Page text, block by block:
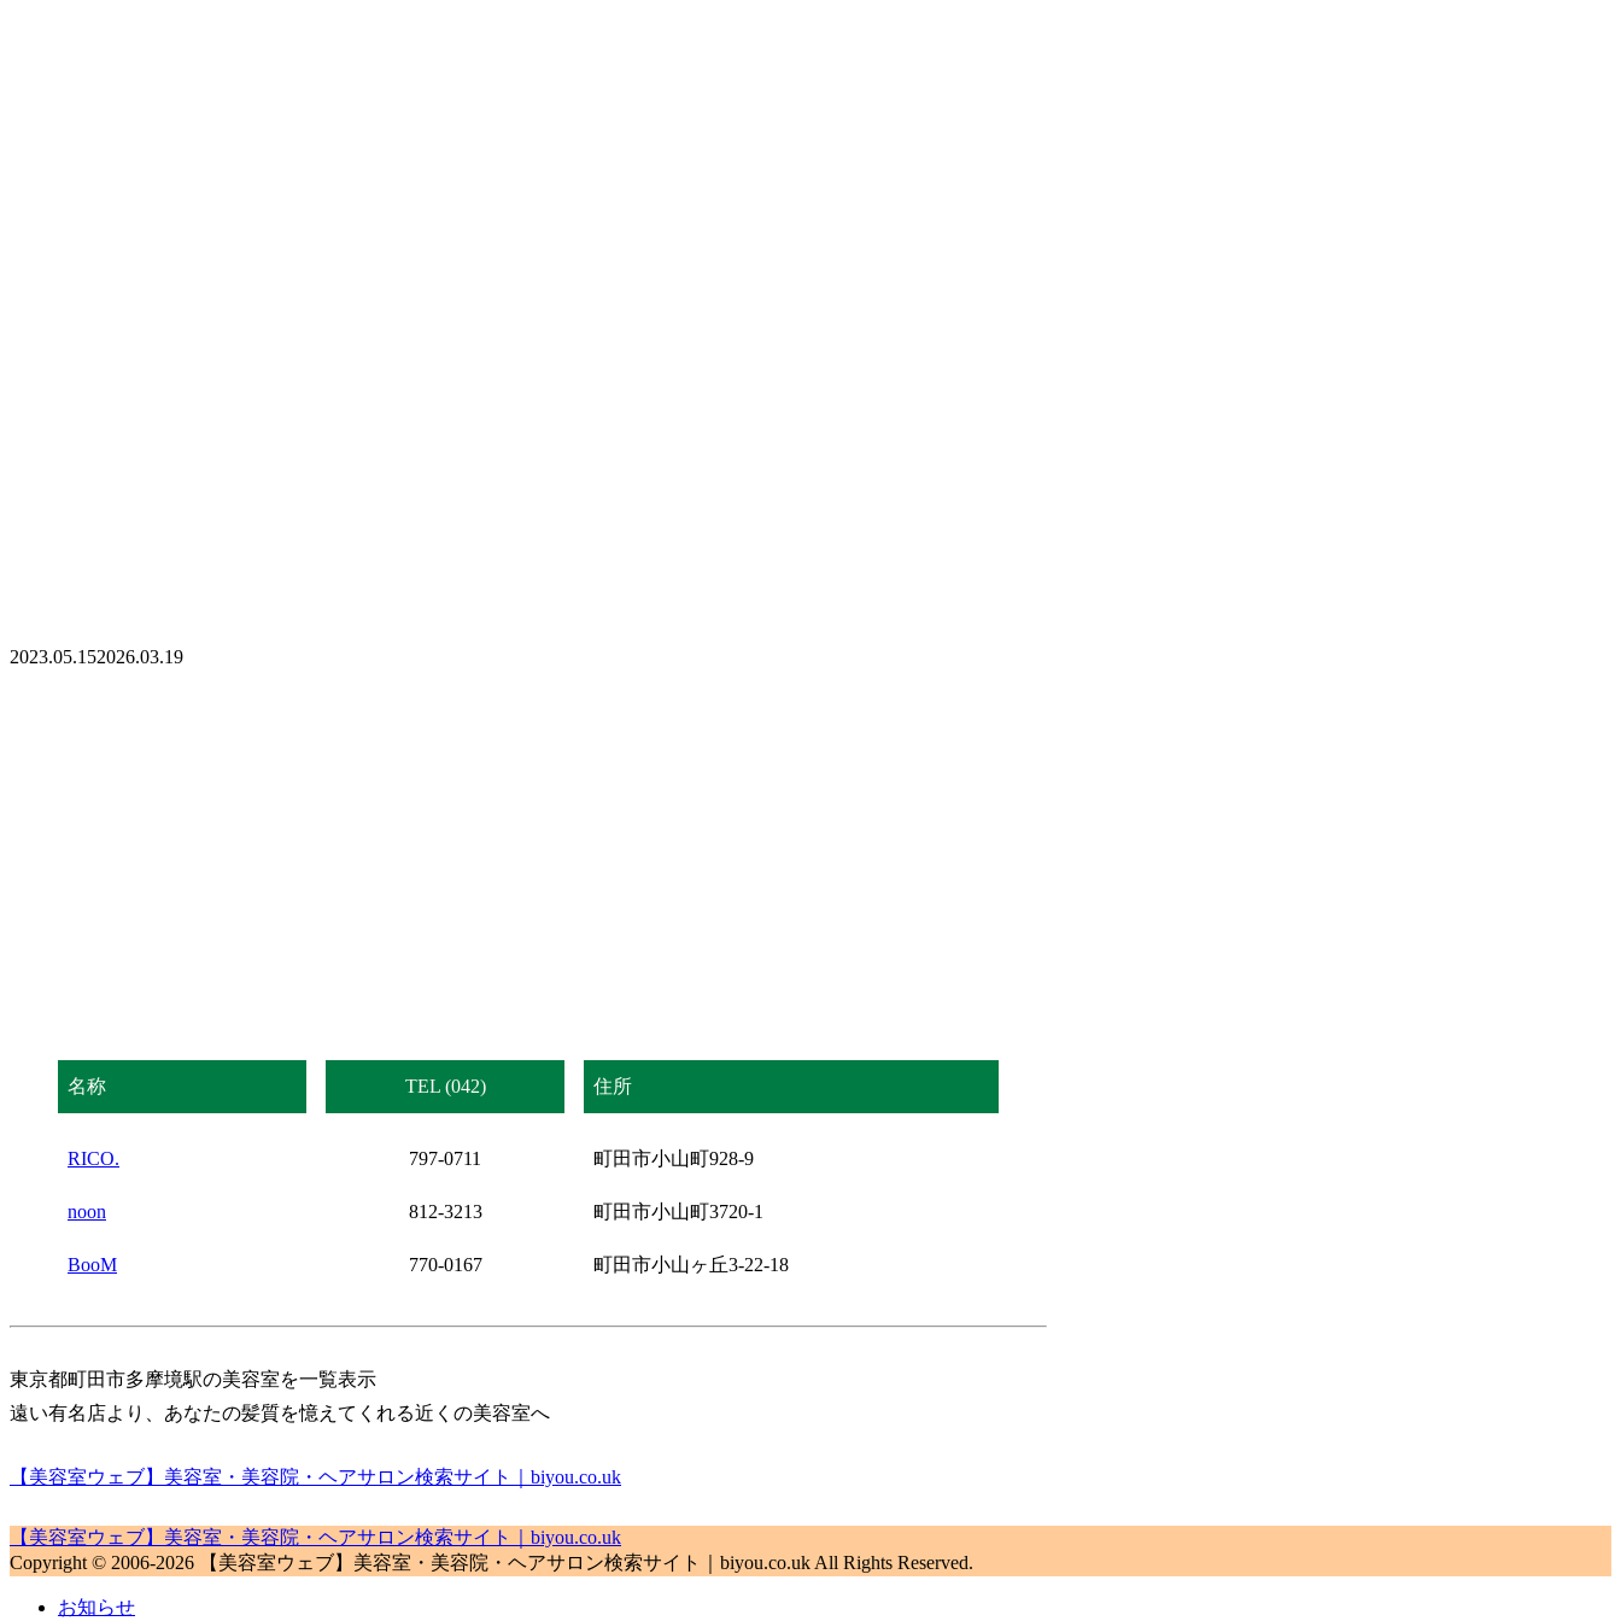
2023.05.152026.03.19
名称 TEL (042) 住所
RICO. 797-0711 町田市小山町928-9
noon 812-3213 町田市小山町3720-1
BooM 770-0167 町田市小山ヶ丘3-22-18
東京都町田市多摩境駅の美容室を一覧表示
遠い有名店より、あなたの髪質を憶えてくれる近くの美容室へ
【美容室ウェブ】美容室・美容院・ヘアサロン検索サイト｜biyou.co.uk
【美容室ウェブ】美容室・美容院・ヘアサロン検索サイト｜biyou.co.uk
Copyright © 2006-2026 【美容室ウェブ】美容室・美容院・ヘアサロン検索サイト｜biyou.co.uk All Rights Reserved.
お知らせ